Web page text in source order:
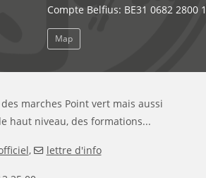
Compte Belfius: BE31 0682 2800
Map
marches Point vert mais aussi
haut niveau, des formations...
, lettre d'info